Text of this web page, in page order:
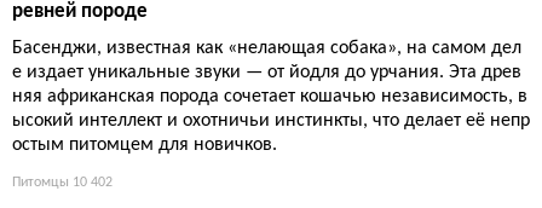
ревней породе
Басенджи, известная как «нелающая собака», на самом дел
е издает уникальные звуки — от йодля до урчания. Эта древ
няя африканская порода сочетает кошачью независимость, в
ысокий интеллект и охотничьи инстинкты, что делает её непр
остым питомцем для новичков.
Питомцы 10 402